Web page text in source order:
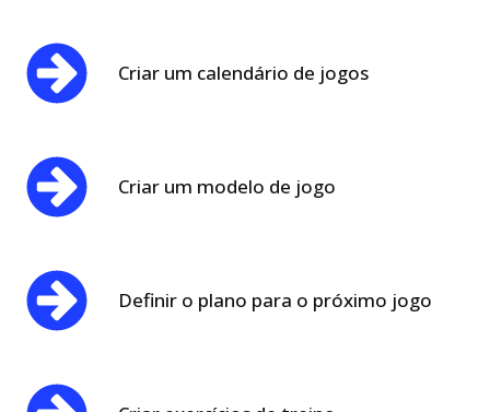
Criar um calendário de jogos
Criar um modelo de jogo
Definir o plano para o próximo jogo